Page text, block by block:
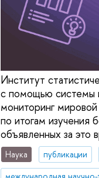
Институт
с помощью системы
мониторинг
по итогам изучения
объявленных за это
Наука публикации